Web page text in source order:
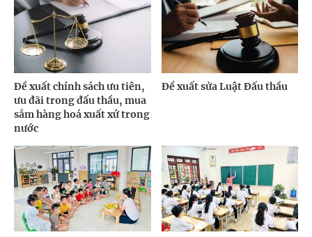
Đề xuất chính sách ưu tiên,
ưu đãi trong đấu thầu, mua
sắm hàng hoá xuất xứ trong
nước
Đề xuất sửa Luật Đấu thầu